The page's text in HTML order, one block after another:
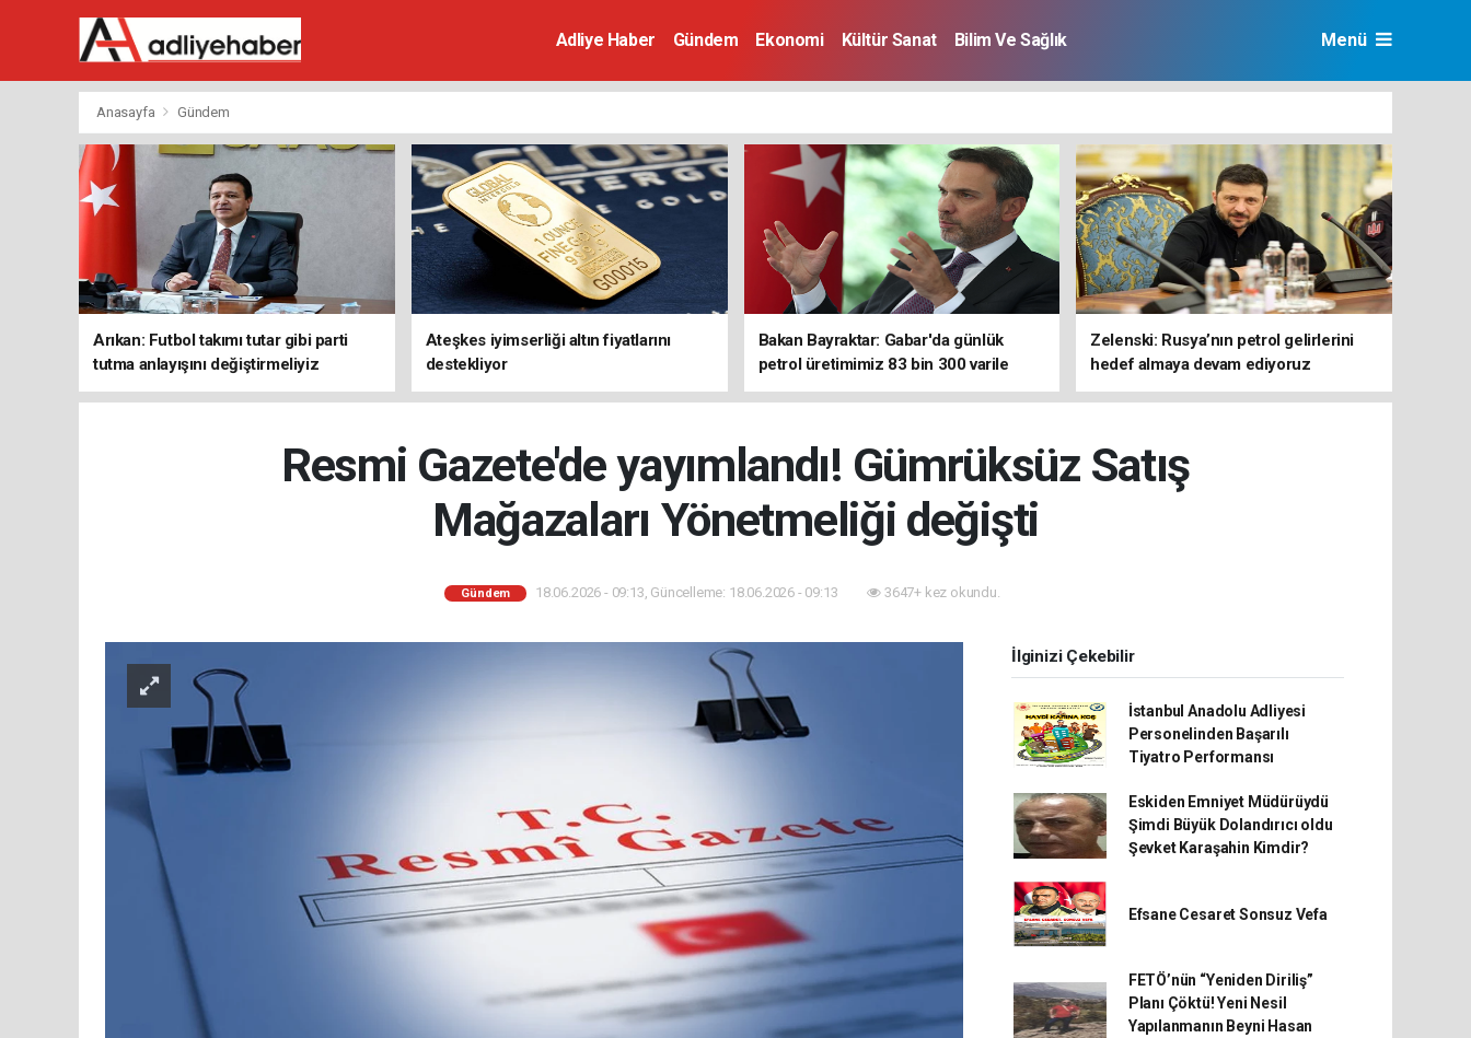
Adliye Haber Gündem Ekonomi Kültür Sanat Bilim Ve Sağlık Menü
Anasayfa Gündem
Arıkan: Futbol takımı tutar gibi parti
tutma anlayışını değiştirmeliyiz
Ateşkes iyimserliği altın fiyatlarını
destekliyor
Bakan Bayraktar: Gabar'da günlük
petrol üretimimiz 83 bin 300 varile
ulaştı
Zelenski: Rusya’nın petrol gelirlerini
hedef almaya devam ediyoruz
Resmi Gazete'de yayımlandı! Gümrüksüz Satış
Mağazaları Yönetmeliği değişti
Gündem 18.06.2026 - 09:13, Güncelleme: 18.06.2026 - 09:13 3647+ kez okundu.
İlginizi Çekebilir
İstanbul Anadolu Adliyesi
Personelinden Başarılı
Tiyatro Performansı
Eskiden Emniyet Müdürüydü
Şimdi Büyük Dolandırıcı oldu
Şevket Karaşahin Kimdir?
Efsane Cesaret Sonsuz Vefa
FETÖ’nün “Yeniden Diriliş”
Planı Çöktü! Yeni Nesil
Yapılanmanın Beyni Hasan